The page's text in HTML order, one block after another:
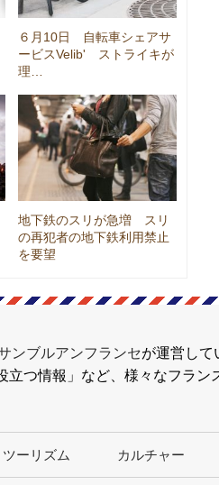
６月10日 自転車シェアサ
ービスVelib' ストライキが
理…
地下鉄のスリが急増 スリ
の再犯者の地下鉄利用禁止
を要望
ンブルアンフランセが運営して
つ情報」など、様々なフラン
ツーリズム カルチャー